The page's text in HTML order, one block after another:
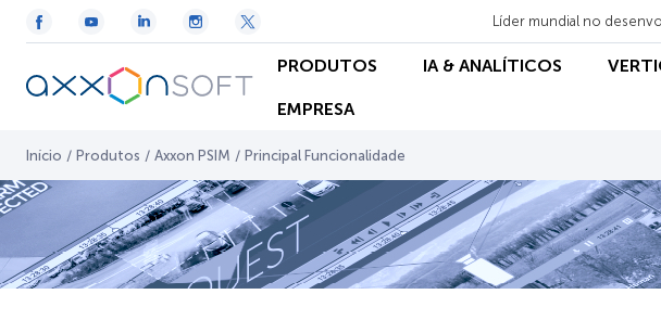
Líder mundial no
PRODUTOS IA & ANALÍTICOS
EMPRESA
Início / Produtos / Axxon PSIM / Principal Funcionalidade